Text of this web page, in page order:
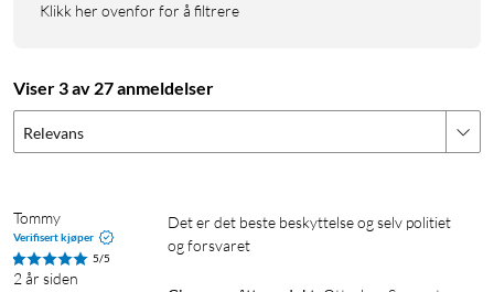
Klikk her ovenfor for å filtrere
Viser 3 av 27 anmeldelser
Relevans
Tommy
Verifisert kjøper
5/5
2 år siden
Det er det beste beskyttelse og selv politiet
og forsvaret